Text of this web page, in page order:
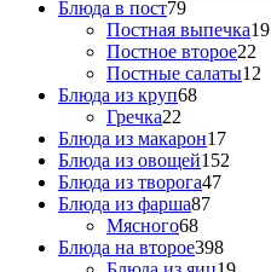
Блюда в пост79
Постная выпечка19
Постное второе22
Постные салаты12
Блюда из круп68
Гречка22
Блюда из макарон17
Блюда из овощей152
Блюда из творога47
Блюда из фарша87
Мясного68
Блюда на второе398